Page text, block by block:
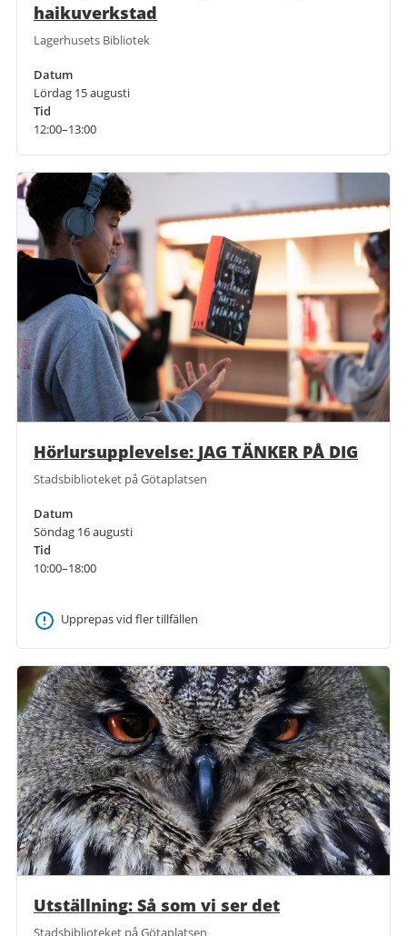
haikuverkstad
Lagerhusets Bibliotek
Datum
Lördag 15 augusti
Tid
12:00–13:00
Hörlursupplevelse: JAG TÄNKER PÅ DIG
Stadsbiblioteket på Götaplatsen
Datum
Söndag 16 augusti
Tid
10:00–18:00
Upprepas vid fler tillfällen
Utställning: Så som vi ser det
Stadsbiblioteket på Götaplatsen